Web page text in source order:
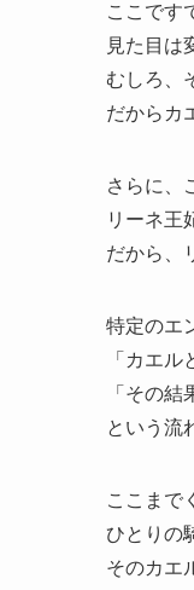
ここです
見た目は
むしろ、
だからカ
さらに、
リーネ王
だから、
特定のエ
「カエル
「その
という流
ここまで
ひとりの
そのカエ